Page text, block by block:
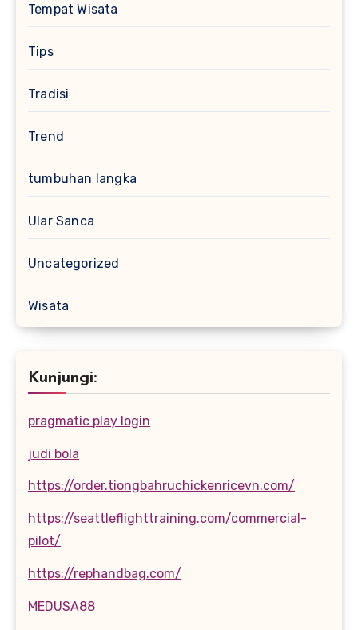
Tempat Wisata
Tips
Tradisi
Trend
tumbuhan langka
Ular Sanca
Uncategorized
Wisata
Kunjungi:
pragmatic play login
judi bola
https://order.tiongbahruchickenricevn.com/
https://seattleflighttraining.com/commercial-
pilot/
https://rephandbag.com/
MEDUSA88